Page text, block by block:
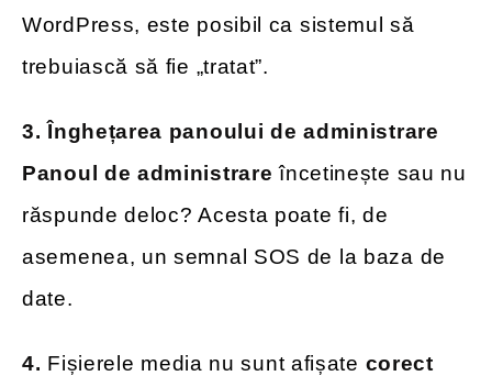
WordPress, este posibil ca sistemul să
trebuiască să fie „tratat”.
3. Înghețarea panoului de administrare
Panoul de administrare încetinește sau nu
răspunde deloc? Acesta poate fi, de
asemenea, un semnal SOS de la baza de
date.
4. Fișierele media nu sunt afișate corect